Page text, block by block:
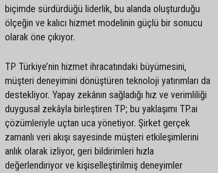
biçimde sürdürdüğü liderlik, bu alanda oluşturduğu
ölçeğin ve kalıcı hizmet modelinin güçlü bir sonucu
olarak öne çıkıyor.
TP Türkiye’nin hizmet ihracatındaki büyümesini,
müşteri deneyimini dönüştüren teknoloji yatırımları da
destekliyor. Yapay zekânın sağladığı hız ve verimliliği
duygusal zekâyla birleştiren TP; bu yaklaşımı TP.ai
çözümleriyle uçtan uca yönetiyor. Şirket gerçek
zamanlı veri akışı sayesinde müşteri etkileşimlerini
anlık olarak izliyor, geri bildirimleri hızla
değerlendiriyor ve kişiselleştirilmiş deneyimler